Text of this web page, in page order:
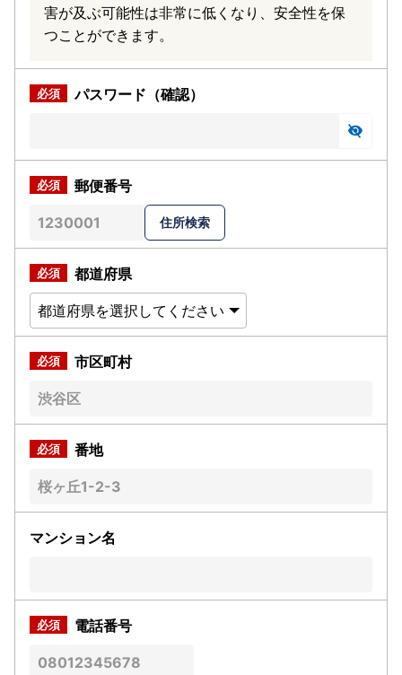
害が及ぶ可能性は非常に低くなり、安全性を保
つことができます。
パスワード（確認）
郵便番号
都道府県
市区町村
番地
マンション名
電話番号